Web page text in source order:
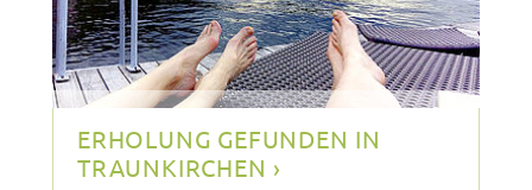
ERHOLUNG GEFUNDEN IN
TRAUNKIRCHEN ›